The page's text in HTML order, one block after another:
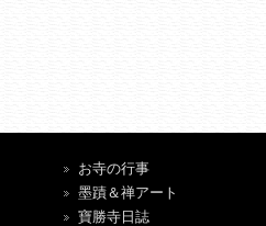
お寺の行事
墨蹟＆禅アート
寶勝寺日誌